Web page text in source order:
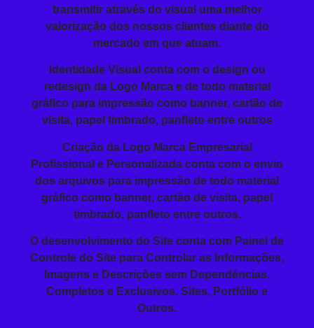
transmitir através do visual uma melhor
valorização dos nossos clientes diante do
mercado em que atuam.
Identidade Visual conta com o design ou
redesign da Logo Marca e de todo material
gráfico para impressão como banner, cartão de
visita, papel timbrado, panfleto entre outros
Criação da Logo Marca Empresarial
Profissional e Personalizada conta com o envio
dos arquivos para impressão de todo material
gráfico como banner, cartão de visita, papel
timbrado, panfleto entre outros.
O desenvolvimento do Site conta com Painel de
Controle do Site para Controlar as Informações,
Imagens e Descrições sem Dependências.
Completos e Exclusivos. Sites, Portfólio e
Outros.